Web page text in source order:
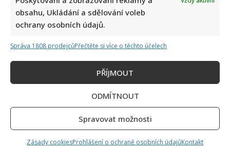
obsahu, Ukládání a sdělování voleb
ochrany osobních údajů.
Správa 1808 prodejcůPřečtěte si více o těchto účelech
PŘÍJMOUT
ODMÍTNOUT
Spravovat možnosti
Zásady cookiesProhlášení o ochraně osobních údajůKontakt